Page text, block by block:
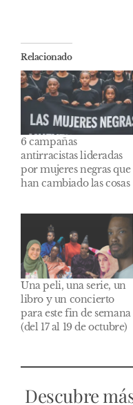
Relacionado
6 campañas
antirracistas lideradas
por mujeres negras que
han cambiado las cosas
Una peli, una serie, un
libro y un concierto
para este fin de semana
(del 17 al 19 de octubre)
Descubre